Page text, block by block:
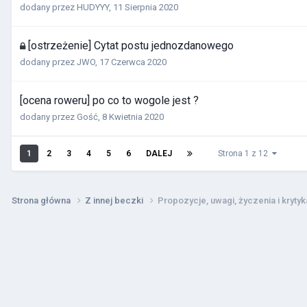
dodany przez HUDYYY, 11 Sierpnia 2020
[ostrzeżenie] Cytat postu jednozdanowego
dodany przez JWO 17 Czerwca 2020
[ocena roweru] po co to wogole jest ?
dodany przez Gość, 8 Kwietnia 2020
1 2 3 4 5 6 DALEJ Strona 1 z 12
Strona główna Z innej beczki Propozycje, uwagi, życzenia i